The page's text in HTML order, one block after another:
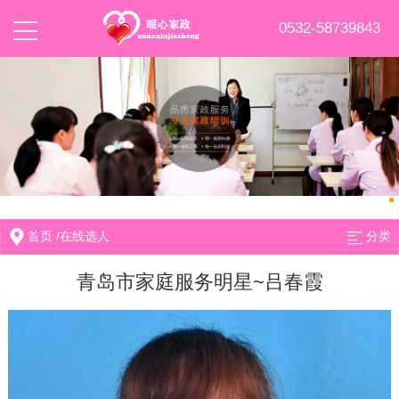
0532-58739843
首页 /在线选人 分类
青岛市家庭服务明星~吕春霞